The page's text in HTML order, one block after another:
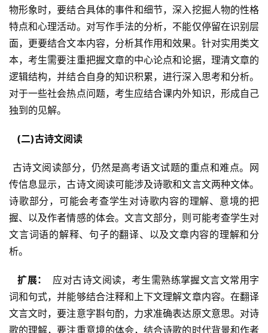
物形象时，要结合具体的事件和细节，深入挖掘人物的性格
特点和心理活动。对写作手法的分析，不能仅停留在识别层
面，更要结合文本内容，分析其作用和效果。针对实用类文
本，考生需要注重把握文章的中心论点和论据，理清文章的
逻辑结构，并结合自身的知识积累，进行深入思考和分析。
对于一些社会热点问题，考生应结合课内外知识，形成自己
独到的见解。
  (二)古诗文阅读
传信息显示，古诗文阅读可能涉及诗歌和文言文两种文体。
诗歌部分，可能会考查学生对诗歌内容的理解、意境的把
握、以及作者情感的体会。文言文部分，则可能考查学生对
文言词语的解释、句子的翻译、以及文章内容的理解和分
析。
  扩展：
应对古诗文阅读，考生需熟练掌握文言文常用字
词和句式，并能够结合注释和上下文理解文章内容。在翻译
文言文时，要注意字斟句酌，力求准确表达原文意思。对诗
歌的理解，要注重意境的体会，结合诗歌的时代背景和作者